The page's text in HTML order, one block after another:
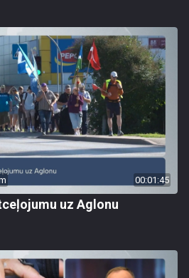
00:01:45
uz Aglonu